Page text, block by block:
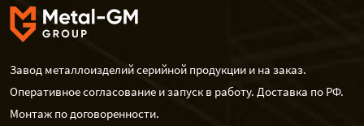
Завод металлоизделий серийной продукции и на заказ.
Оперативное согласование и запуск в работу. Доставка по РФ.
Монтаж по договоренности.